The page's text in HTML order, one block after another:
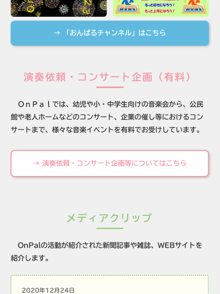
→ 「おんぱるチャンネル」はこちら
演奏依頼・コンサート企画（有料）
ＯｎＰａｌでは、幼児や小・中学生向けの音楽会から、公民
館や老人ホームなどのコンサート、企業の催し等におけるコン
サートまで、様々な音楽イベントを有料でお受けしています。
→ 演奏依頼・コンサート企画等についてはこちら
メディアクリップ
OnPalの活動が紹介された新聞記事や雑誌、WEBサイトを
紹介します。
2020年12月24日